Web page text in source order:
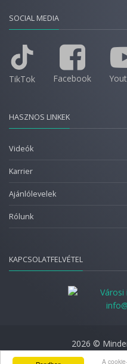
A
SOCIAL MEDIA
TikTok Facebook
HASZNOS LINKEK
Videók
Karrier
Ajánlólevelek
Rólunk
KAPCSOLATFELVÉTEL
2026 ©